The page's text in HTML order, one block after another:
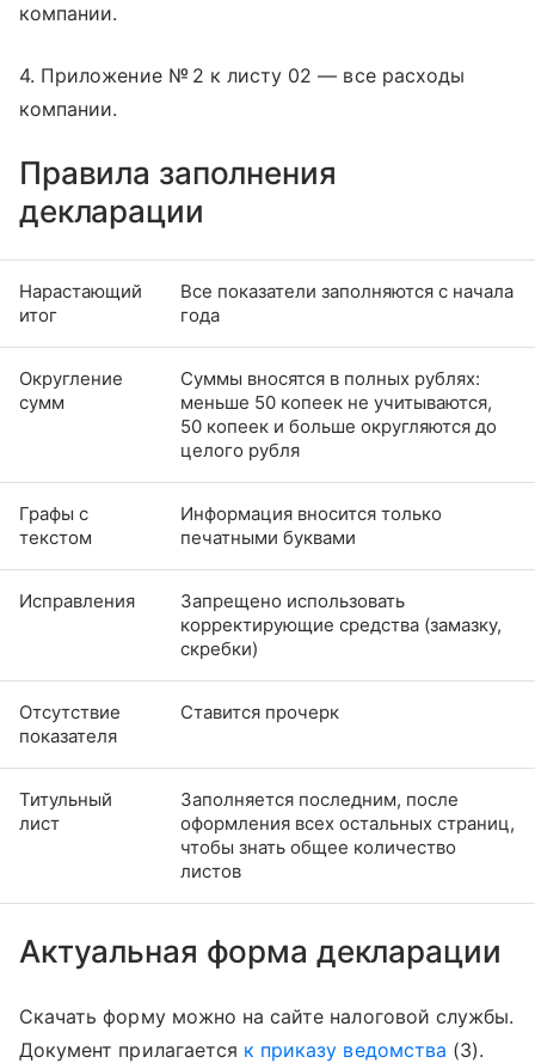
компании.
4. Приложение № 2 к листу 02 — все расходы
компании.
Правила заполнения
декларации
Нарастающий
итог
Все показатели заполняются с начала
года
Округление
сумм
Суммы вносятся в полных рублях:
меньше 50 копеек не учитываются,
50 копеек и больше округляются до
целого рубля
Графы с
текстом
Информация вносится только
печатными буквами
Исправления
Запрещено использовать
корректирующие средства (замазку,
скребки)
Отсутствие
показателя
Ставится прочерк
Титульный
лист
Заполняется последним, после
оформления всех остальных страниц,
чтобы знать общее количество
листов
Актуальная форма декларации
Скачать форму можно на сайте налоговой службы.
Документ прилагается к приказу ведомства (3).